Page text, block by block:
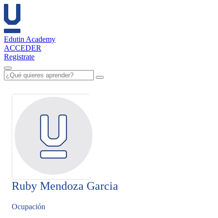
Edutin Academy
ACCEDER
Registrate
Ruby Mendoza Garcia
Ocupación